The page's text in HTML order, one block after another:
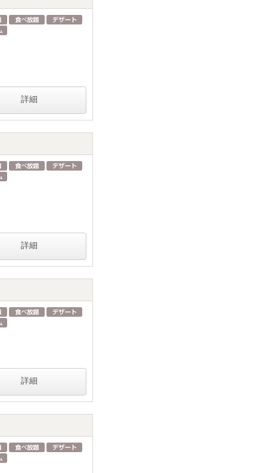
詳細
詳細
詳細